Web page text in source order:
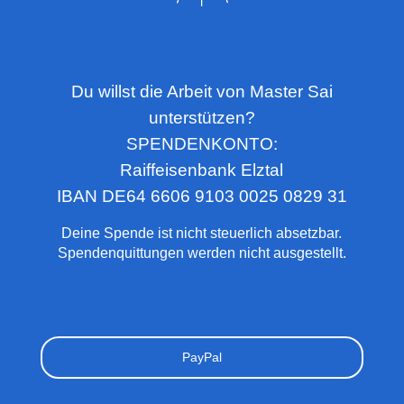
Du willst die Arbeit von Master Sai
unterstützen?
SPENDENKONTO:
Raiffeisenbank Elztal
IBAN DE64 6606 9103 0025 0829 31
Deine Spende ist nicht steuerlich absetzbar.
Spendenquittungen werden nicht ausgestellt.
PayPal